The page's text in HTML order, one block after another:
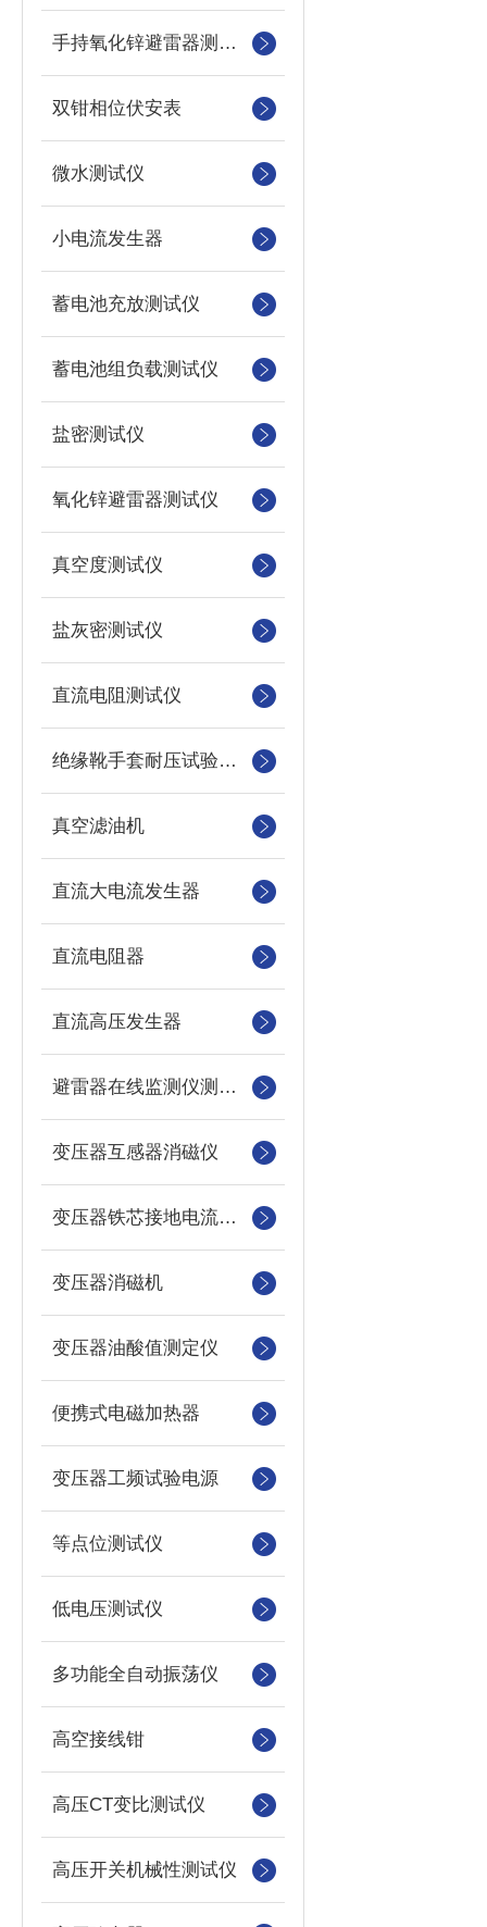
手持氧化锌避雷器测试仪
双钳相位伏安表
微水测试仪
小电流发生器
蓄电池充放测试仪
蓄电池组负载测试仪
盐密测试仪
氧化锌避雷器测试仪
真空度测试仪
盐灰密测试仪
直流电阻测试仪
绝缘靴手套耐压试验装置
真空滤油机
直流大电流发生器
直流电阻器
直流高压发生器
避雷器在线监测仪测试仪
变压器互感器消磁仪
变压器铁芯接地电流测试仪
变压器消磁机
变压器油酸值测定仪
便携式电磁加热器
变压器工频试验电源
等点位测试仪
低电压测试仪
多功能全自动振荡仪
高空接线钳
高压CT变比测试仪
高压开关机械性测试仪